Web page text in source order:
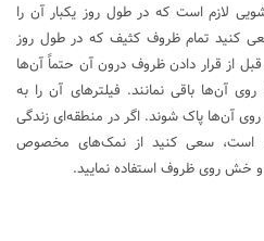
لازم است که در طول روز یکبار آن را
کنید تمام ظروف کثیف که در طول روز
از قرار دادن ظروف درون آن حتماً آن‌ها
آن‌ها باقی نمانند. فیلترهای آن را به
روی آن‌ها پاک شوند. اگر در منطقه‌ای زندگی
است، سعی کنید از نمک‌های مخصوص
خش روی ظروف استفاده نمایید.